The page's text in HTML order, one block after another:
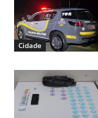
Cidade